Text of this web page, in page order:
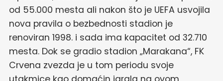
od 55.000 mesta ali nakon što je UEFA usvojila
nova pravila o bezbednosti stadion je
renoviran 1998. i sada ima kapacitet od 32.710
mesta. Dok se gradio stadion „Marakana“, FK
Crvena zvezda je u tom periodu svoje